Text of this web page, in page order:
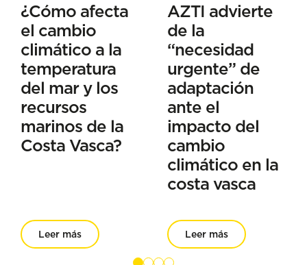
¿Cómo afecta
el cambio
climático a la
temperatura
del mar y los
recursos
marinos de la
Costa Vasca?
Leer más
AZTI advierte
de la
“necesidad
urgente” de
adaptación
ante el
impacto del
cambio
climático en la
costa vasca
Leer más